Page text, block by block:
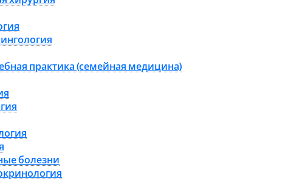
практика (семейная медицина)
болезни